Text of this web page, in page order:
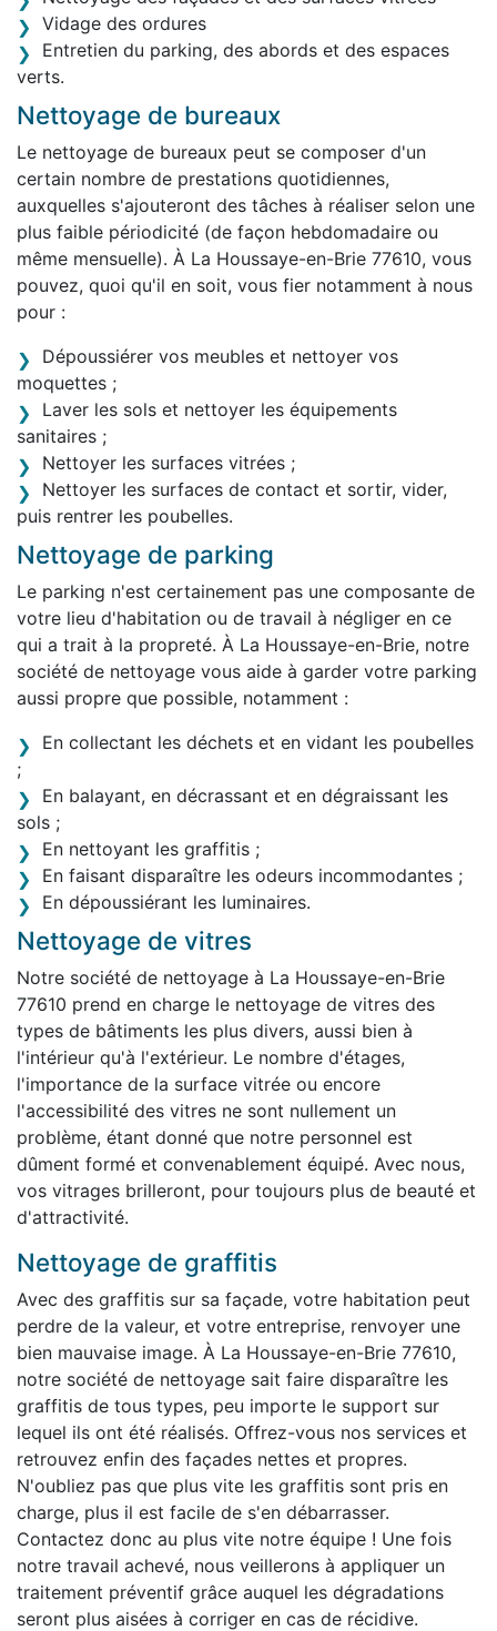
Vidage des ordures
Entretien du parking, des abords et des espaces
verts.
Nettoyage de bureaux
Le nettoyage de bureaux peut se composer d'un
certain nombre de prestations quotidiennes,
auxquelles s'ajouteront des tâches à réaliser selon une
plus faible périodicité (de façon hebdomadaire ou
même mensuelle). À La Houssaye-en-Brie 77610, vous
pouvez, quoi qu'il en soit, vous fier notamment à nous
pour :
Dépoussiérer vos meubles et nettoyer vos
moquettes ;
Laver les sols et nettoyer les équipements
sanitaires ;
Nettoyer les surfaces vitrées ;
Nettoyer les surfaces de contact et sortir, vider,
puis rentrer les poubelles.
Nettoyage de parking
Le parking n'est certainement pas une composante de
votre lieu d'habitation ou de travail à négliger en ce
qui a trait à la propreté. À La Houssaye-en-Brie, notre
société de nettoyage vous aide à garder votre parking
aussi propre que possible, notamment :
En collectant les déchets et en vidant les poubelles
;
En balayant, en décrassant et en dégraissant les
sols ;
En nettoyant les graffitis ;
En faisant disparaître les odeurs incommodantes ;
En dépoussiérant les luminaires.
Nettoyage de vitres
Notre société de nettoyage à La Houssaye-en-Brie
77610 prend en charge le nettoyage de vitres des
types de bâtiments les plus divers, aussi bien à
l'intérieur qu'à l'extérieur. Le nombre d'étages,
l'importance de la surface vitrée ou encore
l'accessibilité des vitres ne sont nullement un
problème, étant donné que notre personnel est
dûment formé et convenablement équipé. Avec nous,
vos vitrages brilleront, pour toujours plus de beauté et
d'attractivité.
Nettoyage de graffitis
Avec des graffitis sur sa façade, votre habitation peut
perdre de la valeur, et votre entreprise, renvoyer une
bien mauvaise image. À La Houssaye-en-Brie 77610,
notre société de nettoyage sait faire disparaître les
graffitis de tous types, peu importe le support sur
lequel ils ont été réalisés. Offrez-vous nos services et
retrouvez enfin des façades nettes et propres.
N'oubliez pas que plus vite les graffitis sont pris en
charge, plus il est facile de s'en débarrasser.
Contactez donc au plus vite notre équipe ! Une fois
notre travail achevé, nous veillerons à appliquer un
traitement préventif grâce auquel les dégradations
seront plus aisées à corriger en cas de récidive.